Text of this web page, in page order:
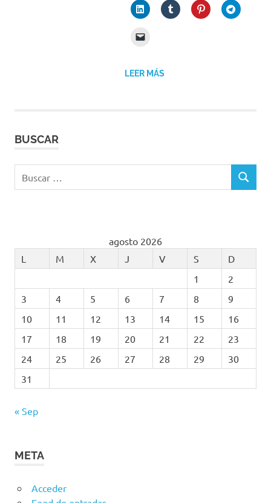
LEER MÁS
BUSCAR
BUSCAR
agosto 2026
L
M X J V S
D
1
2
3
4 5 6 7 8
9
10
11 12 13 14 15
16
17
18 19 20 21 22
23
24
25 26 27 28 29
30
31
« Sep
META
Acceder